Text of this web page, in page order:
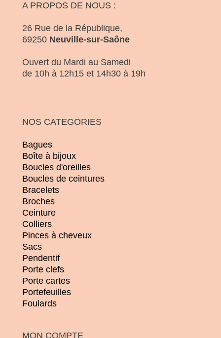
A PROPOS DE NOUS :
26 Rue de la République,
69250 Neuville-sur-Saône
Ouvert du Mardi au Samedi
de 10h à 12h15 et 14h30 à 19h
NOS CATEGORIES
Bagues
Boîte à bijoux
Boucles d'oreilles
Boucles de ceintures
Bracelets
Broches
Ceinture
Colliers
Pinces à cheveux
Sacs
Pendentif
Porte clefs
Porte cartes
Portefeuilles
Foulards
MON COMPTE